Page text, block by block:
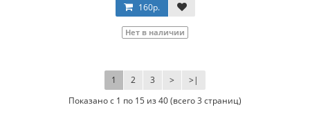
160р.
Нет в наличии
1 2 3 > >|
Показано с 1 по 15 из 40 (всего 3 страниц)